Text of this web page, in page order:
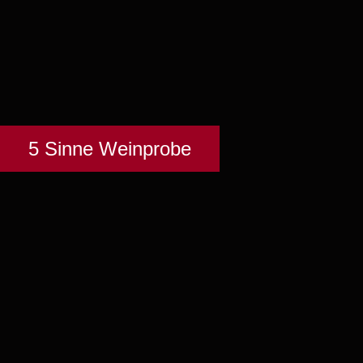
5 Sinne Weinprobe